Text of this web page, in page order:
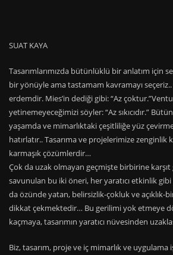
SUAT KAYA
Tasarımlarımızda bütünlüklü bir anlatım için
bir yönüyle ama tastamam kavramayı
erdemdir. Mies’in dediği gibi: “Az
yetinemeyeceğimizi söyler: “Az sıkıcıdır.”
yaşamda ve mimarlıktaki çeşitliliğe yüz
hatırlatır.. Tasarıma ve projelerimize zenginlik
karmaşık çözümlerdir…
Çok da uzak olmayan geçmişte birbirine
savunulan bu iki öneri, her yaratıcı etkinlik gibi
da özünde yatan, belirsizlik-çokluk ve açıklık-
dikkat çekmektedir… Bu gerilimi yok etmeye
kaçmaya, tasarımın yaratıcı nüvesinden
Biz, tasarım, proje ve iç mimarlık ve uygulama